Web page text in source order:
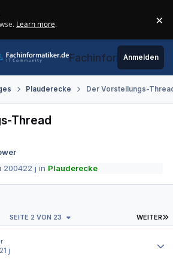
Learn more. ×
Fachinformatiker.de
Anmelden
Plauderecke Der Vorstellungs-
Thread
200422 j in Plauderecke
WEITER
SEITE 2 VON 23
21 j